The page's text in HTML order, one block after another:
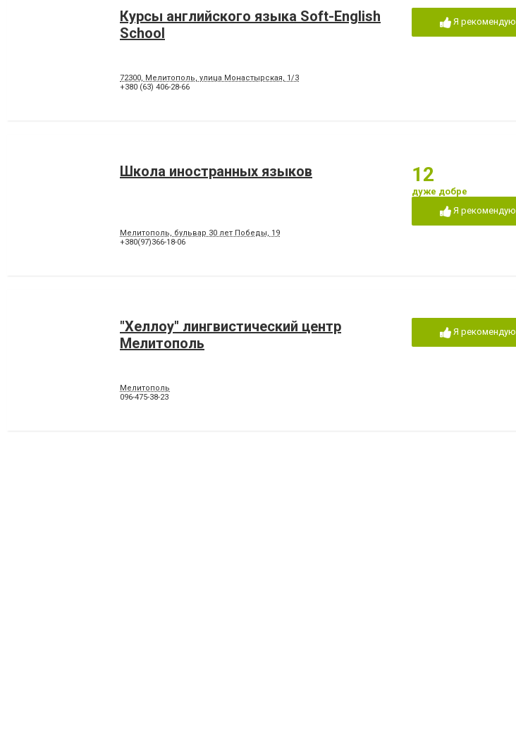
Курсы английского языка Soft-English
School
72300, Мелитополь, улица Монастырская, 1/3
+380 (63) 406-28-66
Я рекомендую
Школа иностранных языков
Мелитополь, бульвар 30 лет Победы, 19
+380(97)366-18-06
12
дуже добре
Я рекомендую
"Хеллоу" лингвистический центр
Мелитополь
Мелитополь
096-475-38-23
Я рекомендую